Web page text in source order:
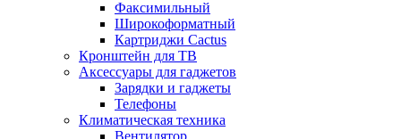
Факсимильный
Широкоформатный
Картриджи Cactus
Кронштейн для ТВ
Аксессуары для гаджетов
Зарядки и гаджеты
Телефоны
Климатическая техника
Вентилятор